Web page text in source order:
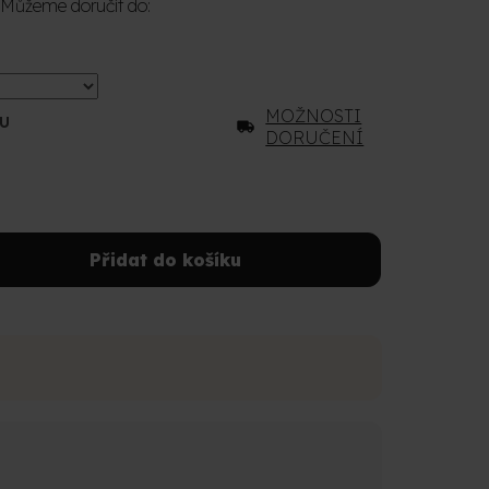
Můžeme doručit do:
MOŽNOSTI
DORUČENÍ
Přidat do košíku